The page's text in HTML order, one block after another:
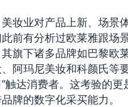
妆业对产品上新、场景
前有分析过欧莱雅跟场
旗下诸多品牌如巴黎欧
阿玛尼美妆和科颜氏等
触达消费者。这考验的更
牌的数字化采买能力。